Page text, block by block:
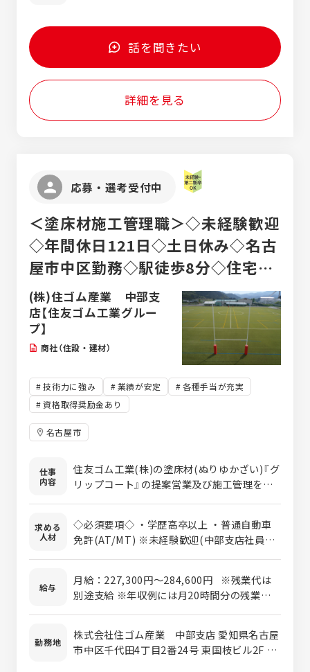
話を聞きたい
詳細を見る
応募・選考受付中
＜塗床材施工管理職＞◇未経験歓迎
◇年間休日121日◇土日休み◇名古
屋市中区勤務◇駅徒歩8分◇住宅・
資格・家族手当充実◇住友ゴム工業
の安定基盤
(株)住ゴム産業 中部支
店【住友ゴム工業グルー
プ】
商社（住設・建材）
技術力に強み 業績が安定
各種手当が充実
資格取得奨励金あり
名古屋市
仕事
内容
住友ゴム工業(株)の塗床材(ぬりゆかざい)『グ
リップコート』の提案営業及び施工管理を行
ことはありません。 入社後の半年間は業務内
容や商材を学ぶことからスタートし、先輩の
案件に同行し少しずつ案件を引き継ぎなが
ら、2～3年かけて一連の流れを覚えて一人立
ちしていきます。 通勤及び業務で使用する専
案件の同行、カタログ・資料の準備、お取引
のある企業様へのアポイント取り、現場のル
求める
人材
◇必須要項◇ ・学歴高卒以上 ・普通自動車
免許(AT/MT) ※未経験歓迎(中部支店社員の8
験のある方 ・建築業界でのご経験のある方
・建築施工管理技士の資格をお持ちの方 ◇こ
んな方も求めています！◇ ・業績の安定した
企業で働きたい方 ・キャリアアップを目指し
たい方 ・未経験の現場や商材を自発的に学ぶ
給与
月給：227,300円～284,600円 ※残業代は
別途支給 ※年収例には月20時間分の残業代を
理/中途入社1年目/26歳（月給22万円＋賞与2
回+各種手当） 400万円/施工管理/新卒入社4
勤務地
株式会社住ゴム産業 中部支店 愛知県名古屋
市中区千代田4丁目2番24号 東国枝ビル2F ◇